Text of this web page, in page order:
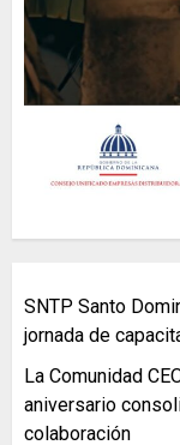
SNTP Santo
jornada de
La Comunidad
aniversario
colaboración